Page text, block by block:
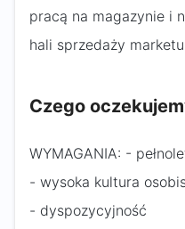
pracą na magazynie i
hali sprzedaży
Czego
WYMAGANIA: -
- wysoka kultura
- dyspozycyjność